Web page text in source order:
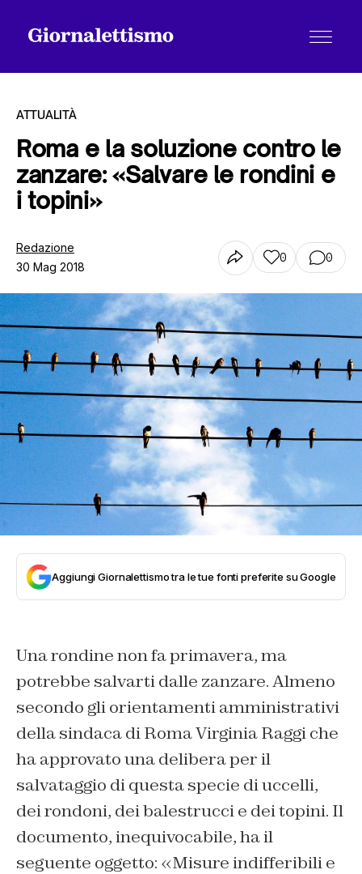
Tutti gli articoli
Chi siamo
Contatti
ATTUALITÀ
Roma e la soluzione contro le
zanzare: «Salvare le rondini e
i topini»
Redazione
30 Mag 2018
0 0
Aggiungi Giornalettismo tra le tue fonti preferite su Google
Una rondine non fa primavera, ma
potrebbe salvarti dalle zanzare. Almeno
secondo gli orientamenti amministrativi
della sindaca di Roma Virginia Raggi che
ha approvato una delibera per il
salvataggio di questa specie di uccelli,
dei rondoni, dei balestrucci e dei topini. Il
documento, inequivocabile, ha il
seguente oggetto: «Misure indifferibili e